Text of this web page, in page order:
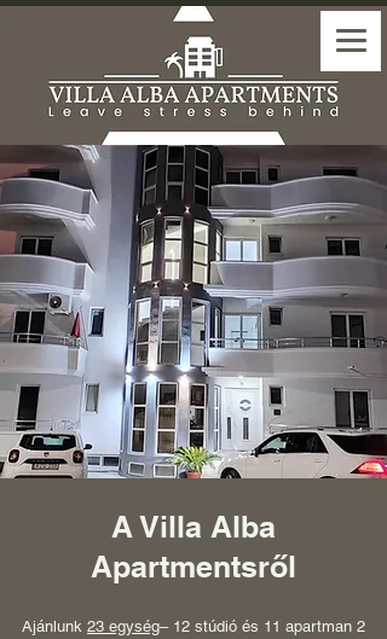
A Villa Alba
Apartmentsről
Ajánlunk 23 egység– 12 stúdió és 11 apartman 2